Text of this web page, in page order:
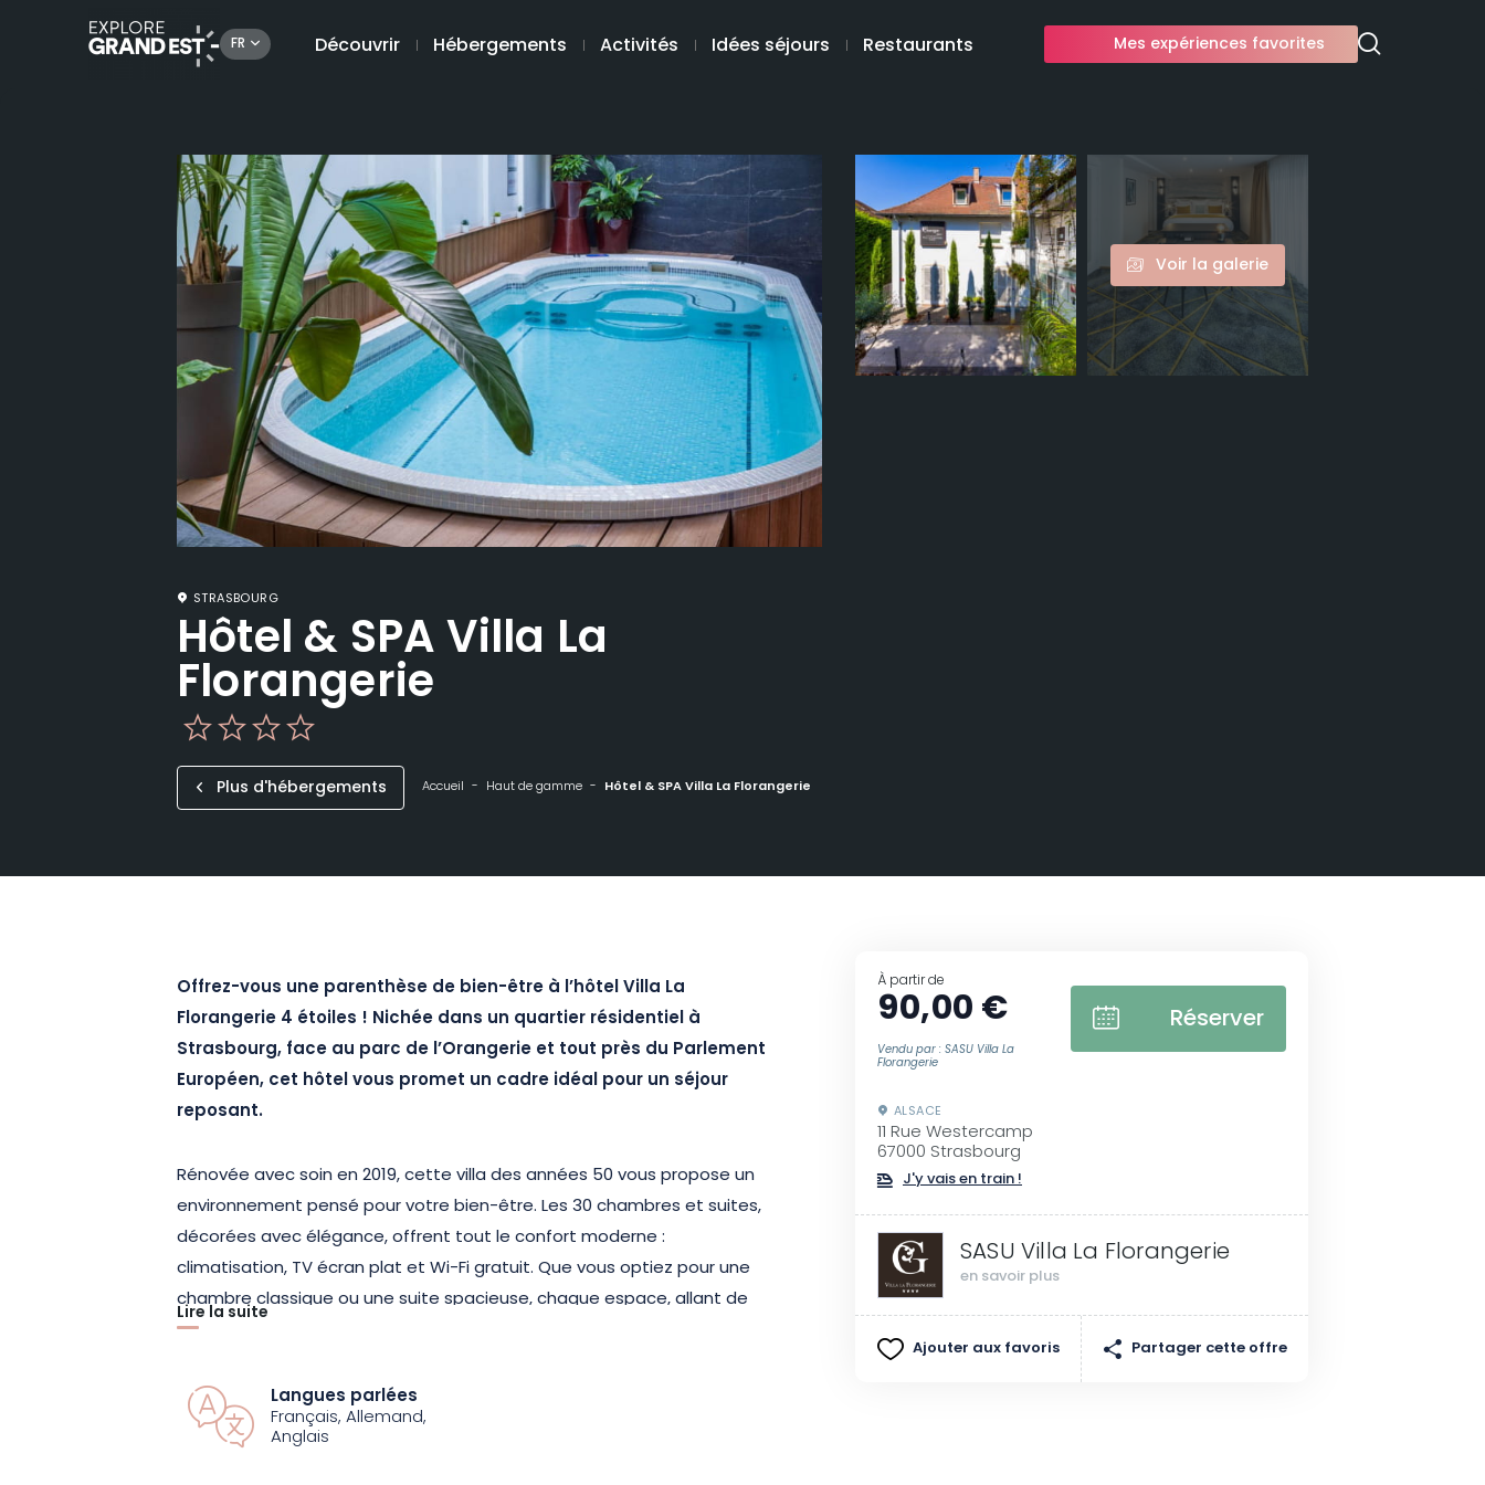
FR Découvrir Hébergements Activités Idées séjours Restaurants Mes expériences favorites
Voir la galerie
STRASBOURG
Hôtel & SPA Villa La
Florangerie
Plus d'hébergements Accueil Haut de gamme Hôtel & SPA Villa La Florangerie
Offrez-vous une parenthèse de bien-être à l’hôtel Villa La
Florangerie 4 étoiles ! Nichée dans un quartier résidentiel à
Strasbourg, face au parc de l’Orangerie et tout près du Parlement
Européen, cet hôtel vous promet un cadre idéal pour un séjour
reposant.
Rénovée avec soin en 2019, cette villa des années 50 vous propose un
environnement pensé pour votre bien-être. Les 30 chambres et suites,
décorées avec élégance, offrent tout le confort moderne :
climatisation, TV écran plat et Wi-Fi gratuit. Que vous optiez pour une
chambre classique ou une suite spacieuse, chaque espace, allant de
14 m² à 43 m², est aménagé avec soin pour garantir un séjour des plus
Profitez également de l’espace bien-être de l’hôtel inclus, avec sa
piscine extérieure chauffée, son couloir de nage, son sauna et son
Lire la suite
Langues parlées
Français, Allemand,
Anglais
À partir de
90,00 €
Vendu par : SASU Villa La
Florangerie
Réserver
ALSACE
11 Rue Westercamp
67000 Strasbourg
J'y vais en train !
SASU Villa La Florangerie
en savoir plus
Ajouter aux favoris Partager cette offre